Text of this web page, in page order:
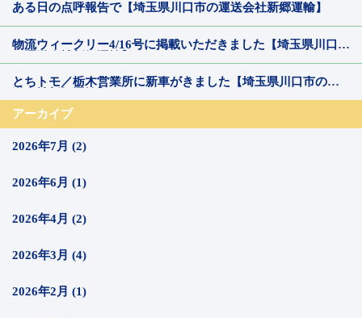
ある日の点呼報告で【埼玉県川口市の運送会社新郷運輸】
物流ウィークリー4/16号に掲載いただきました【埼玉県川口市
とちトモ／栃木営業所に新車がきました【埼玉県川口市の運
アーカイブ
2026年7月 (2)
2026年6月 (1)
2026年4月 (2)
2026年3月 (4)
2026年2月 (1)